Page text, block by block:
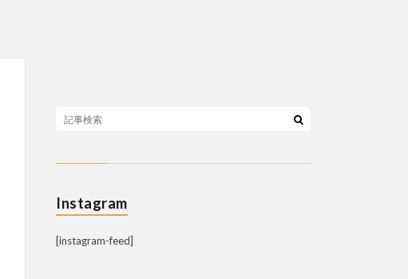
Instagram
[instagram-feed]